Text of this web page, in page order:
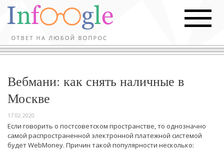
Вебмани: как снять наличные в
Москве
17.02.2020
Если говорить о постсоветском пространстве, то однозначно
самой распространенной электронной платежной системой
будет WebMoney. Причин такой популярности несколько: